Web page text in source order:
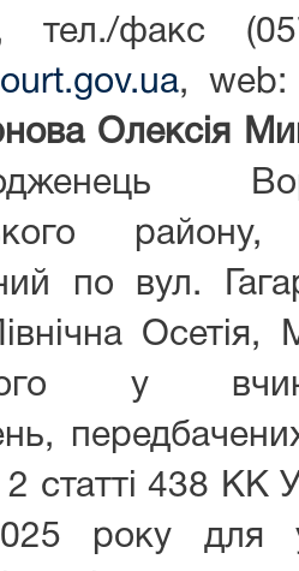
тел./факс
,
Олексія
по вул.
у
статті 438 КК
року для